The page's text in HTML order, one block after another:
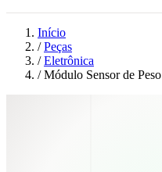
Início
/ Peças
/ Eletrônica
/ Módulo Sensor de Peso